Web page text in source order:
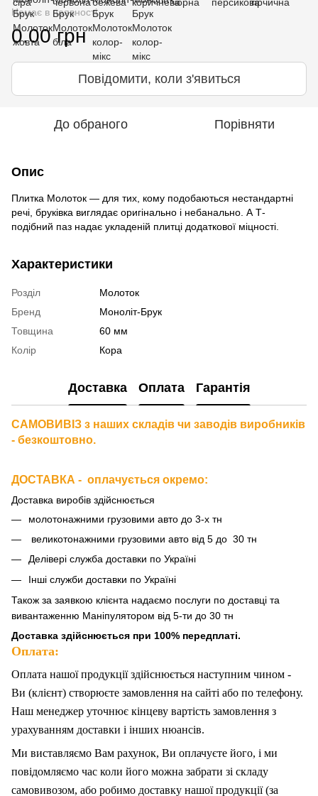
Немає в наявності
0.00 грн
Повідомити, коли з'явиться
До обраного Порівняти
Опис
Плитка Молоток — для тих, кому подобаються нестандартні
речі, бруківка виглядає оригінально і небанально. А Т-
подібний паз надає укладеній плитці додаткової міцності.
Характеристики
Розділ
Молоток
Бренд
Моноліт-Брук
Товщина
60 мм
Колір
Кора
Доставка Оплата Гарантія
САМОВИВІЗ з наших складів чи заводів виробників
- безкоштовно.
ДОСТАВКА - оплачується окремо:
Доставка виробів здійснюється
молотонажними грузовими авто до 3-х тн
великотонажними грузовими авто від 5 до 30 тн
Делівері служба доставки по Україні
Інші служби доставки по Україні
Також за заявкою клієнта надаємо послуги по доставці та
вивантаженню Маніпулятором від 5-ти до 30 тн
Доставка здійснюється при 100% передплаті.
Оплата:
Оплата нашої продукції здійснюється наступним чином -
Ви (клієнт) створюєте замовлення на сайті або по телефону.
Наш менеджер уточнює кінцеву вартість замовлення з
урахуванням доставки і інших нюансів.
Ми виставляємо Вам рахунок, Ви оплачуєте його, і ми
повідомляємо час коли його можна забрати зі складу
самовивозом, або робимо доставку нашої продукції (за